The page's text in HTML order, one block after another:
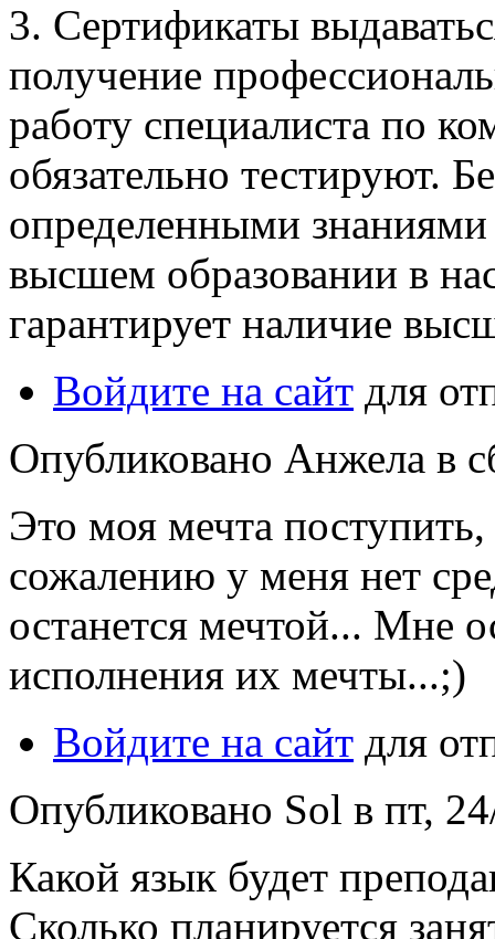
3. Сертификаты
получение
работу специалиста по
обязательно тестируют.
определенными
высшем образовании в
гарантирует наличие
Войдите на сайт для
Опубликовано Анжела в
Это моя мечта
сожалению у меня нет
останется мечтой... Мне
исполнения их мечты...;)
Войдите на сайт для
Опубликовано Sol в пт,
Какой язык будет
Сколько планируется